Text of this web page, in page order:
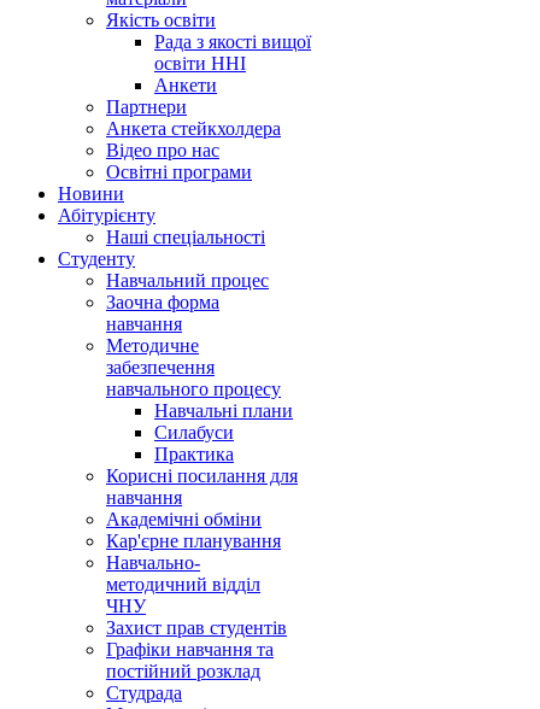
Якість освіти
Рада з якості вищої
освіти ННІ
Анкети
Партнери
Анкета стейкхолдера
Відео про нас
Освітні програми
Hовини
Абітурієнту
Наші спеціальності
Студенту
Навчальний процес
Заочна форма
навчання
Методичне
забезпечення
навчального процесу
Навчальні плани
Силабуси
Практика
Корисні посилання для
навчання
Академічні обміни
Кар'єрне планування
Навчально-
методичний відділ
ЧНУ
Захист прав студентів
Графіки навчання та
постійний розклад
Студрада